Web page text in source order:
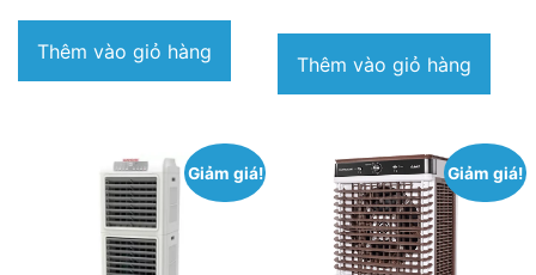
Thêm vào giỏ hàng
4.500.000₫.
tại
là:
Thêm vào giỏ hàng
Giảm giá! Giảm giá!